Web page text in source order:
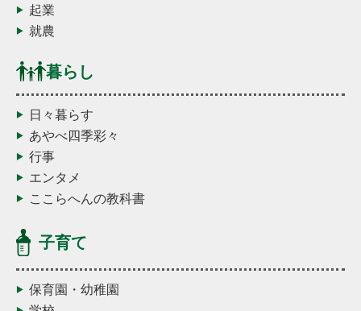
起業
就農
暮らし
日々暮らす
あやべ四季彩々
行事
エンタメ
ここらへんの教科書
子育て
保育園・幼稚園